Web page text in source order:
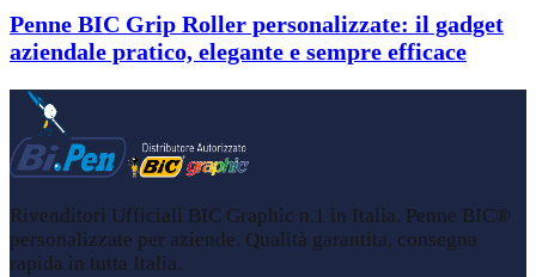
Penne BIC Grip Roller personalizzate: il gadget
aziendale pratico, elegante e sempre efficace
Rivenditori Ufficiali BIC Graphic n.1 in Italia. Penne BIC®
personalizzate per aziende. Qualità garantita, consegna
rapida in tutta Italia.